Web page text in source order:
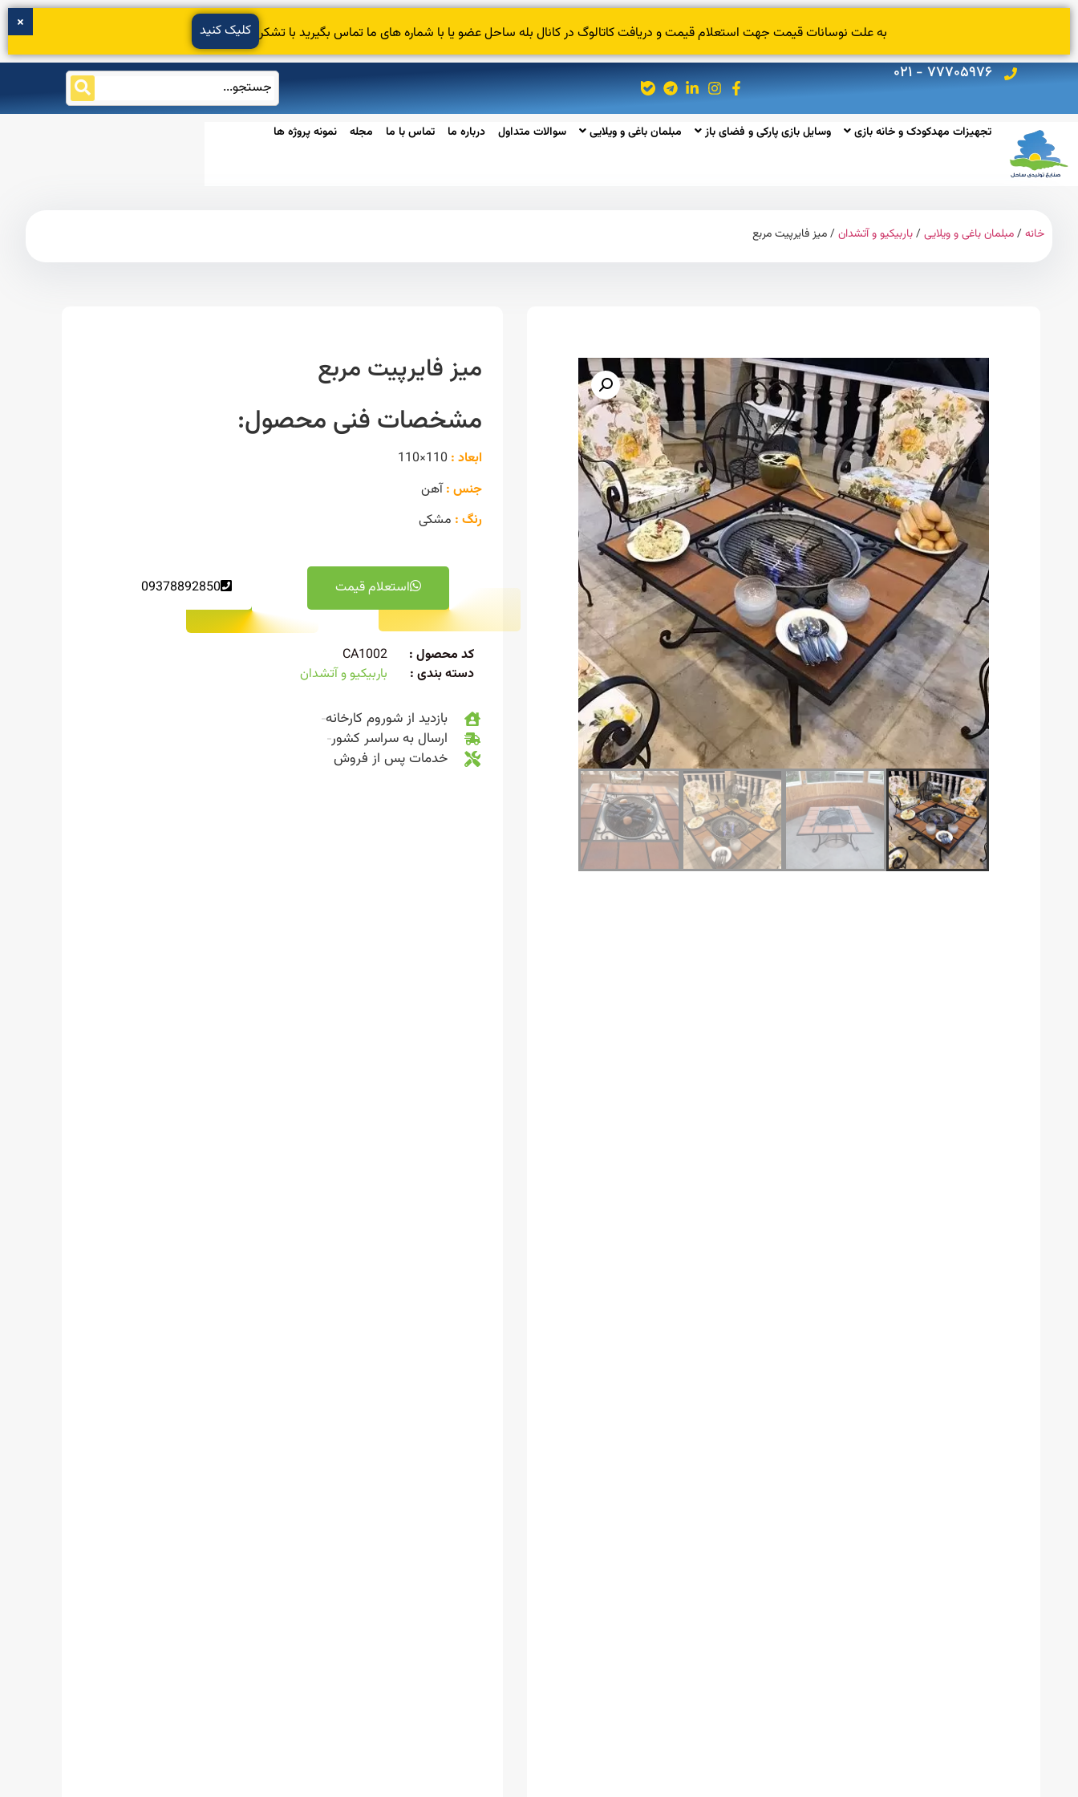
به علت نوسانات قیمت جهت استعلام قیمت و دریافت کاتالوگ در کانال بله ساحل عضو یا با شماره های ما تماس بگیرید با تشکر کلیک کنید
۷۷۷۰۵۹۷۶ - ۰۲۱
تجهیزات مهدکودک و خانه بازی وسایل بازی پارکی و فضای باز مبلمان باغی و ویلایی سوالات متداول درباره ما تماس با ما مجله نمونه پروژه ها
خانه/مبلمان باغی و ویلایی/باربیکیو و آتشدان/ میز فایرپیت مربع
میز فایرپیت مربع
مشخصات فنی محصول:
ابعاد :
جنس :آهن
رنگ : مشکی
استعلام قیمت 09378892850
کد محصول :
CA1002
دسته بندی :
باربیکیو و آتشدان
بازدید از شوروم کارخانه
ارسال به سراسر کشور
خدمات پس از فروش